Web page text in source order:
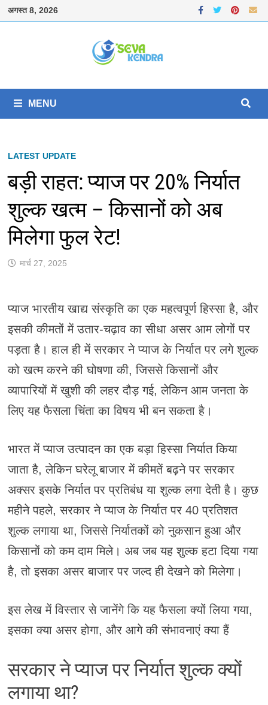
Skip
अगस्त 8, 2026
MENU
LATEST UPDATE
बड़ी राहत: प्याज पर 20% निर्यात
शुल्क खत्म – किसानों को अब
मिलेगा फुल रेट!
मार्च 27, 2025
प्याज भारतीय खाद्य संस्कृति का एक महत्वपूर्ण हिस्सा है, और
इसकी कीमतों में उतार-चढ़ाव का सीधा असर आम लोगों पर
पड़ता है। हाल ही में सरकार ने प्याज के निर्यात पर लगे शुल्क
को खत्म करने की घोषणा की, जिससे किसानों और
व्यापारियों में खुशी की लहर दौड़ गई, लेकिन आम जनता के
लिए यह फैसला चिंता का विषय भी बन सकता है।
भारत में प्याज उत्पादन का एक बड़ा हिस्सा निर्यात किया
जाता है, लेकिन घरेलू बाजार में कीमतें बढ़ने पर सरकार
अक्सर इसके निर्यात पर प्रतिबंध या शुल्क लगा देती है। कुछ
महीने पहले, सरकार ने प्याज के निर्यात पर 40 प्रतिशत
शुल्क लगाया था, जिससे निर्यातकों को नुकसान हुआ और
किसानों को कम दाम मिले। अब जब यह शुल्क हटा दिया गया
है, तो इसका असर बाजार पर जल्द ही देखने को मिलेगा।
इस लेख में विस्तार से जानेंगे कि यह फैसला क्यों लिया गया,
इसका क्या असर होगा, और आगे की संभावनाएं क्या हैं
सरकार ने प्याज पर निर्यात शुल्क क्यों
लगाया था?